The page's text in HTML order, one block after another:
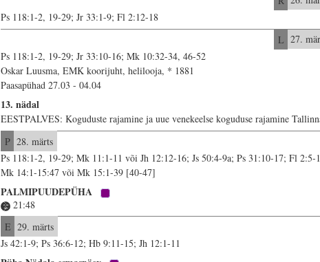
Ps 118:1-2, 19-29; Jr 33:1-9; Fl 2:12-18
L 27.
Ps 118:1-2, 19-29; Jr 33:10-16; Mk 10:32-34, 46-52
Oskar Luusma, EMK koorijuht, helilooja, * 1881
Paasapühad 27.03 - 04.04
13. nädal
EESTPALVES: Koguduste rajamine ja uue venekeelse koguduse rajamine
P 28. märts
Ps 118:1-2, 19-29; Mk 11:1-11 või Jh 12:12-16; Js 50:4-9a; Ps 31:10-17; Fl 2:5-
Mk 14:1-15:47 või Mk 15:1-39 [40-47]
PALMIPUUDEPÜHA
21:48
E 29. märts
Js 42:1-9; Ps 36:6-12; Hb 9:11-15; Jh 12:1-11